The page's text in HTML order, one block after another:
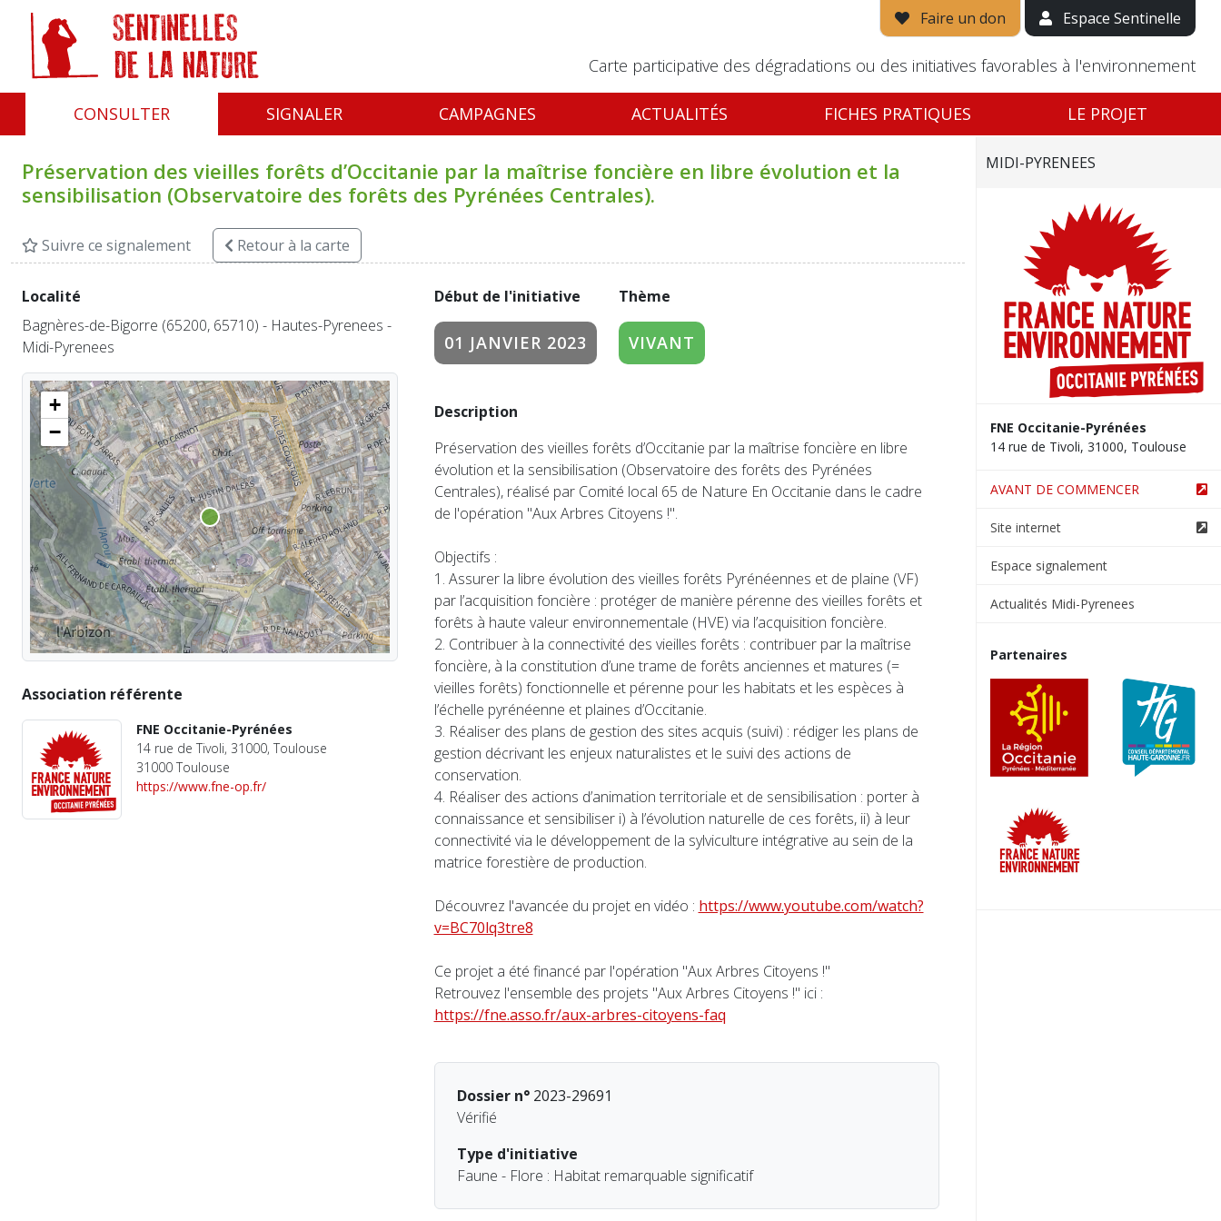
Faire un don Espace Sentinelle
Carte participative des dégradations ou des initiatives favorables à l'environnement
CONSULTER SIGNALER CAMPAGNES ACTUALITÉS FICHES PRATIQUES LE PROJET
Préservation des vieilles forêts d’Occitanie par la maîtrise foncière en libre évolution et la
sensibilisation (Observatoire des forêts des Pyrénées Centrales).
Suivre ce signalement Retourà la carte
Début de l'initiative
01 JANVIER 2023
Thème
VIVANT
Description
Préservation des vieilles forêts d’Occitanie par la maîtrise foncière en libre
évolution et la sensibilisation (Observatoire des forêts des Pyrénées
Centrales), réalisé par Comité local 65 de Nature En Occitanie dans le cadre
de l'opération "Aux Arbres Citoyens !".
Objectifs :
1. Assurer la libre évolution des vieilles forêts Pyrénéennes et de plaine (VF)
par l’acquisition foncière : protéger de manière pérenne des vieilles forêts et
forêts à haute valeur environnementale (HVE) via l’acquisition foncière.
2. Contribuer à la connectivité des vieilles forêts : contribuer par la maîtrise
foncière, à la constitution d’une trame de forêts anciennes et matures (=
vieilles forêts) fonctionnelle et pérenne pour les habitats et les espèces à
l’échelle pyrénéenne et plaines d’Occitanie.
3. Réaliser des plans de gestion des sites acquis (suivi) : rédiger les plans de
gestion décrivant les enjeux naturalistes et le suivi des actions de
conservation.
4. Réaliser des actions d’animation territoriale et de sensibilisation : porter à
connaissance et sensibiliser i) à l’évolution naturelle de ces forêts, ii) à leur
connectivité via le développement de la sylviculture intégrative au sein de la
matrice forestière de production.
Découvrez l'avancée du projet en vidéo : https://www.youtube.com/watch?
v=BC70lq3tre8
Ce projet a été financé par l'opération "Aux Arbres Citoyens !"
Retrouvez l'ensemble des projets "Aux Arbres Citoyens !" ici :
https://fne.asso.fr/aux-arbres-citoyens-faq
Dossier n°2023-29691
Vérifié
Type d'initiative
Faune - Flore : Habitat remarquable significatif
Localité
Bagnères-de-Bigorre (65200, 65710) - Hautes-Pyrenees -
Midi-Pyrenees
+
−
Association référente
FNE Occitanie-Pyrénées
14 rue de Tivoli, 31000, Toulouse
31000 Toulouse
https://www.fne-op.fr/
MIDI-PYRENEES
FNE Occitanie-Pyrénées
14 rue de Tivoli, 31000, Toulouse
AVANT DE COMMENCER
Site internet
Espace signalement
Actualités Midi-Pyrenees
Partenaires
Panneau de gestion des cookies